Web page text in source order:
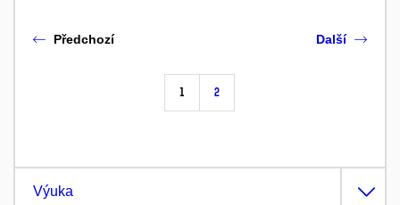
Předchozí
1 2
Další
Výuka